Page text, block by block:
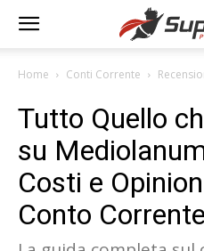
Home Conti Corrente
Tutto Quello
su
Costi e
Conto Corrente